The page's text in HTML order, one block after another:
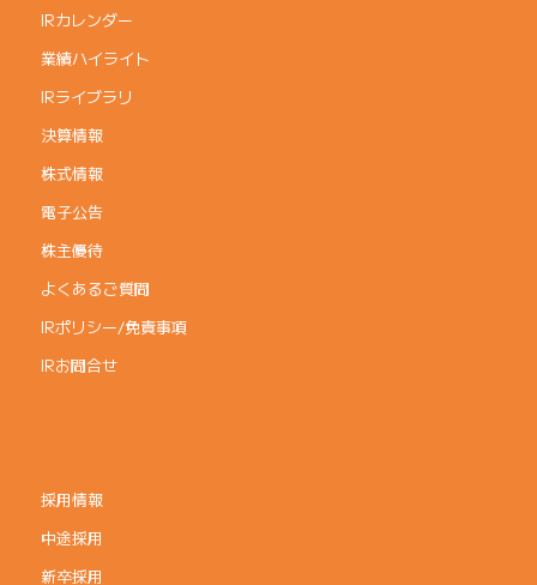
IRカレンダー
業績ハイライト
IRライブラリ
決算情報
株式情報
電子公告
株主優待
よくあるご質問
IRポリシー/免責事項
IRお問合せ
採用情報
中途採用
新卒採用